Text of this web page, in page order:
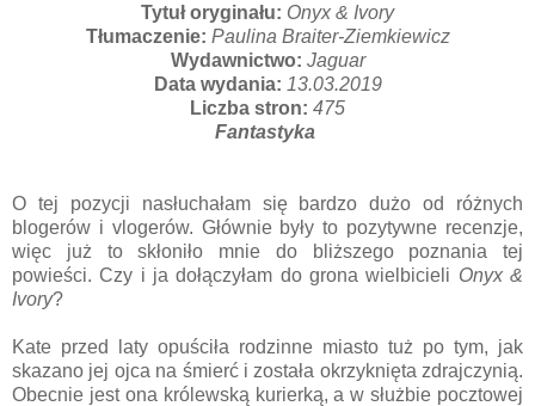
Tytuł oryginału: Onyx & Ivory
Tłumaczenie: Paulina Braiter-Ziemkiewicz
Wydawnictwo: Jaguar
Data wydania: 13.03.2019
Liczba stron: 475
Fantastyka
O tej pozycji nasłuchałam się bardzo dużo od różnych
blogerów i vlogerów. Głównie były to pozytywne recenzje,
więc już to skłoniło mnie do bliższego poznania tej
powieści. Czy i ja dołączyłam do grona wielbicieli Onyx &
Ivory?
Kate przed laty opuściła rodzinne miasto tuż po tym, jak
skazano jej ojca na śmierć i została okrzyknięta zdrajczynią.
Obecnie jest ona królewską kurierką, a w służbie pocztowej